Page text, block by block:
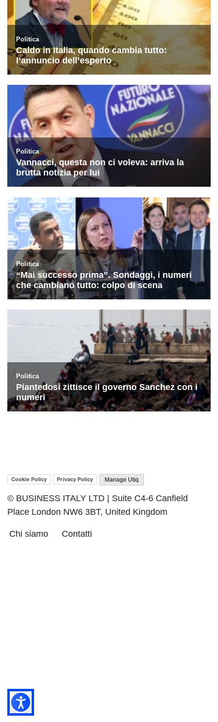
Cookie Policy Privacy Policy Manage Utiq
© BUSINESS ITALY LTD | Suite C4-6 Canfield
Place London NW6 3BT, United Kingdom
Chi siamo Contatti